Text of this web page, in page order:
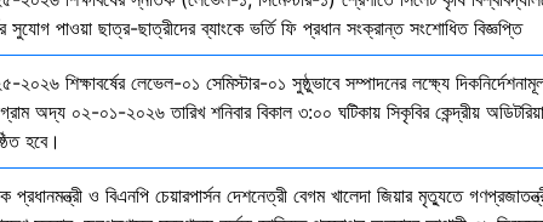
সুযোগ পাওয়া ছাত্র-ছাত্রীদের ব্যাংকে ভর্তি ফি প্রধান সংক্রান্ত সংশোধিত বিজ্ঞপ্তি
২০২৬ শিক্ষাবর্ষের লেভেল-০১ সেমিস্টার-০১ সুষ্ঠুভাবে সম্পাদনের লক্ষ্যে
অদ্য ০২-০১-২০২৬ তারিখ শনিবার বিকাল ৩:০০ ঘটিকায় সিকৃবির কেন্দ্রীয়
হবে।
প্রধানমন্ত্রী ও বিএনপি চেয়ারপার্সন দেশনেত্রী বেগম খালেদা জিয়ার মৃত্যুতে